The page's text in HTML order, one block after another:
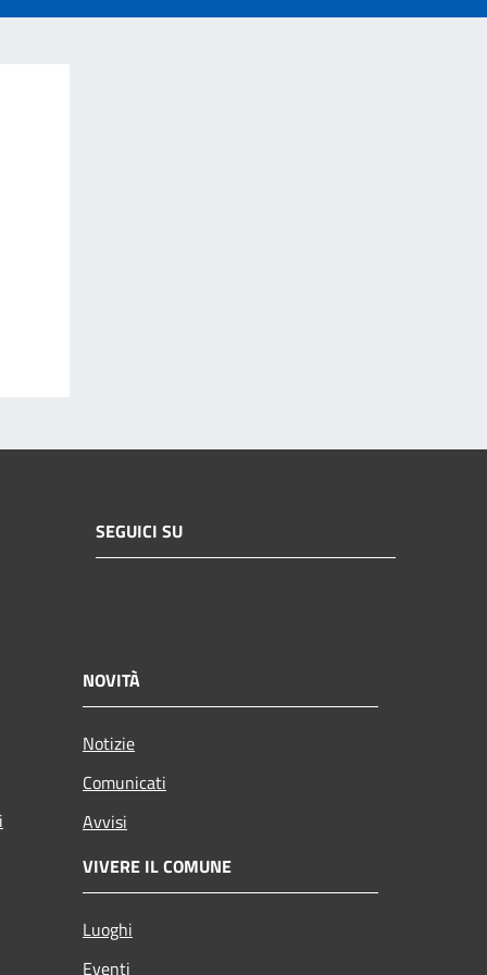
SEGUICI SU
NOVITÀ
Notizie
Comunicati
Avvisi
VIVERE IL COMUNE
Luoghi
Eventi